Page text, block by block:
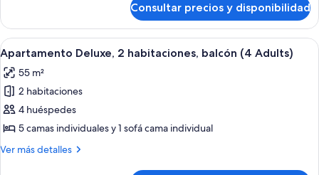
(3
Adults
+
1
Child)
Deluxe,
habitación,
balcón
(3
Adults
Child)
Consultar precios y disponibilidad
Abrir
todas
las
fotos
de
Apartamento
Deluxe,
Una sala de estar moderna con un
6
Apartamento Deluxe, 2 habitaciones, balcón (4 Adults)
55 m²
2 habitaciones
4 huéspedes
5 camas individuales y 1 sofá cama individual
Ver más detalles
Más